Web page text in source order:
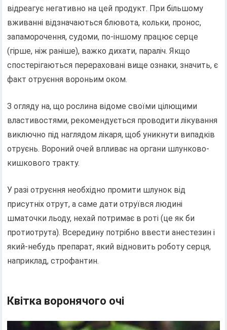
відреагує негативно на цей продукт. При більшому
вживанні відзначаються блювота, кольки, пронос,
запаморочення, судоми, по-іншому працює серце
(гірше, ніж раніше), важко дихати, параліч. Якщо
спостерігаються перераховані вище ознаки, значить, є
факт отруєння вороньим оком.
З огляду на, що рослина відоме своїми цілющими
властивостями, рекомендується проводити лікування
виключно під наглядом лікаря, щоб уникнути випадків
отруєнь. Вороний очей впливає на органи шлунково-
кишкового тракту.
У разі отруєння необхідно промити шлунок від
присутніх отрут, а саме дати отруївся людині
шматочки льоду, нехай потримає в роті (це як би
протиотрута). Всередину потрібно ввести анестезин і
який-небудь препарат, який відновить роботу серця,
наприклад, строфантин.
Квітка воронячого очі